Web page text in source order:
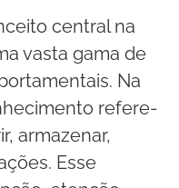
central na
vasta gama de
Na
refere-
armazenar,
Esse